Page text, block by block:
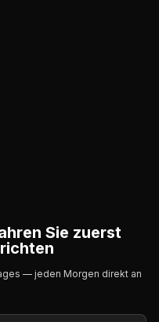
Sie zuerst
— jeden Morgen direkt an